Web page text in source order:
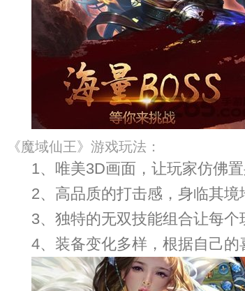
《魔域仙王》游戏玩法：
1、唯美3D画面，让玩家仿佛置
2、高品质的打击感，身临其
3、独特的无双技能组合让每
4、装备变化多样，根据自己的